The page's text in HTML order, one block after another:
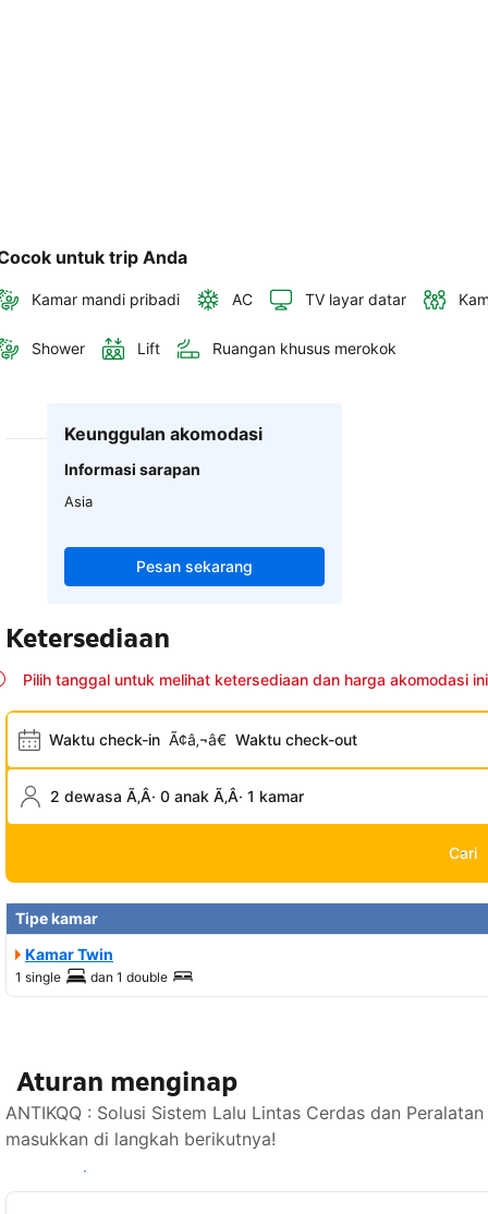
untuk trip Anda
Kamar mandi pribadi AC TV layar datar
Shower Lift Ruangan khusus merokok
Keunggulan akomodasi
Informasi sarapan
Asia
Pesan sekarang
Ketersediaan
Pilih tanggal untuk melihat ketersediaan dan harga akomodasi ini
Waktu check-in Ã¢â‚¬â€ Waktu check-out
2 dewasa Ã‚Â· 0 anak Ã‚Â· 1 kamar
Cari
Tipe kamar
Kamar Twin
1 single dan 1 double
Aturan menginap
ANTIKQQ : Solusi Sistem Lalu Lintas Cerdas dan
masukkan di langkah berikutnya!
Lihat ketersediaan